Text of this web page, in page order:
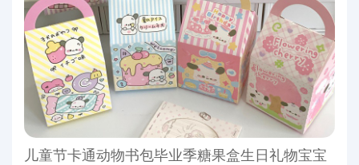
儿童节卡通动物书包毕业季糖果盒生日礼物宝宝